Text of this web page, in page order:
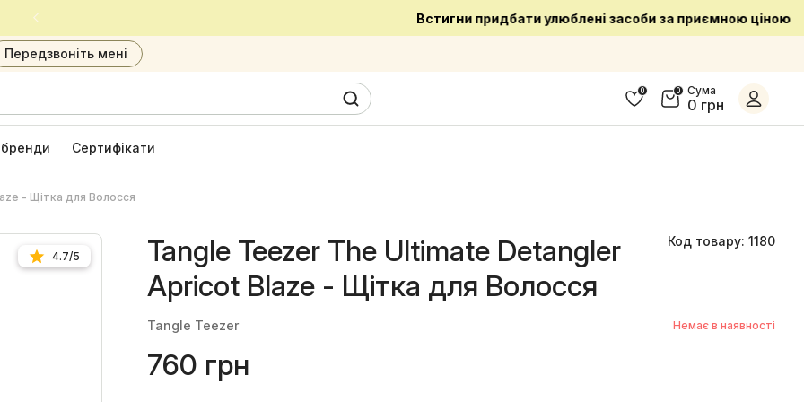
Встигни придбати улюблені засоби за приємною ціною
Передзвоніть мені
0 0 Сума
0 грн
бренди Сертифікати
- Щітка для Волосся
4.7/5
Tangle Teezer The Ultimate Detangler
Apricot Blaze - Щітка для Волосся
Код товару: 1180
Tangle Teezer Немає в наявності
760 грн